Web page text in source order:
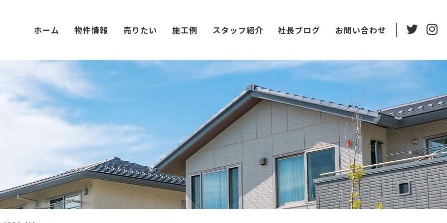
ホーム 物件情報 売りたい 施工例 スタッフ紹介 社長ブログ お問い合わせ